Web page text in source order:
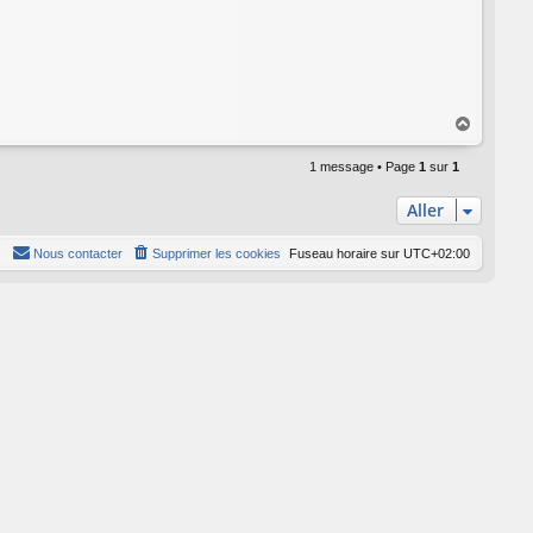
a
1 message • Page 1 sur 1
Aller
Fuseau horaire sur UTC+02:00
Supprimer les cookies
Nous contacter